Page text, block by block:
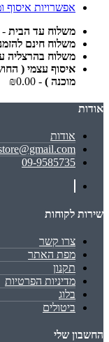
אפשרויות איסוף
משלוח עד הבית - ₪39.00
משלוח חינם להזמנה
משלוח בהרצליה
מוכנה ) - ₪0.00
אודות
אודות
09-9585735
שירות לקוחות
צרו קשר
מפת האתר
תקנון
מדיניות הפרטיות
בלוג
ביטולים
החשבון שלי